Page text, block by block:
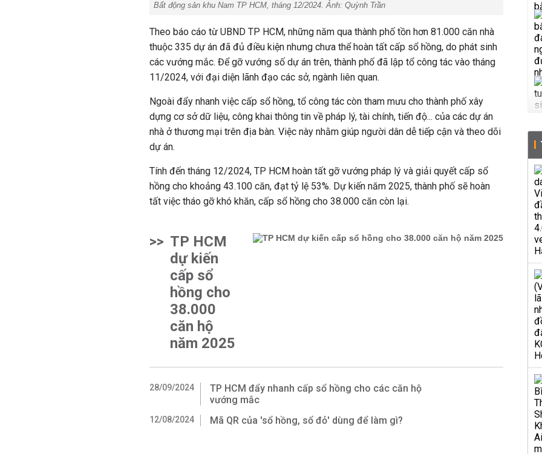
Bất động sản khu Nam TP HCM, tháng 12/2024. Ảnh: Quỳnh Trần
Theo báo cáo từ UBND TP HCM, những năm qua thành phố tồn hơn 81.000 căn nhà
thuộc 335 dự án đã đủ điều kiện nhưng chưa thể hoàn tất cấp sổ hồng, do phát sinh
các vướng mắc. Để gỡ vướng số dự án trên, thành phố đã lập tổ công tác vào tháng
11/2024, với đại diện lãnh đạo các sở, ngành liên quan.
Ngoài đẩy nhanh việc cấp sổ hồng, tổ công tác còn tham mưu cho thành phố xây
dựng cơ sở dữ liệu, công khai thông tin về pháp lý, tài chính, tiến độ... của các dự án
nhà ở thương mại trên địa bàn. Việc này nhằm giúp người dân dễ tiếp cận và theo dõi
dự án.
Tính đến tháng 12/2024, TP HCM hoàn tất gỡ vướng pháp lý và giải quyết cấp sổ
hồng cho khoảng 43.100 căn, đạt tỷ lệ 53%. Dự kiến năm 2025, thành phố sẽ hoàn
tất việc tháo gỡ khó khăn, cấp sổ hồng cho 38.000 căn còn lại.
>> TP HCM
dự kiến
cấp sổ
hồng cho
38.000
căn hộ
năm 2025
28/09/2024
TP HCM đẩy nhanh cấp sổ hồng cho các căn hộ
vướng mắc
12/08/2024 Mã QR của 'sổ hồng, sổ đỏ' dùng để làm gì?